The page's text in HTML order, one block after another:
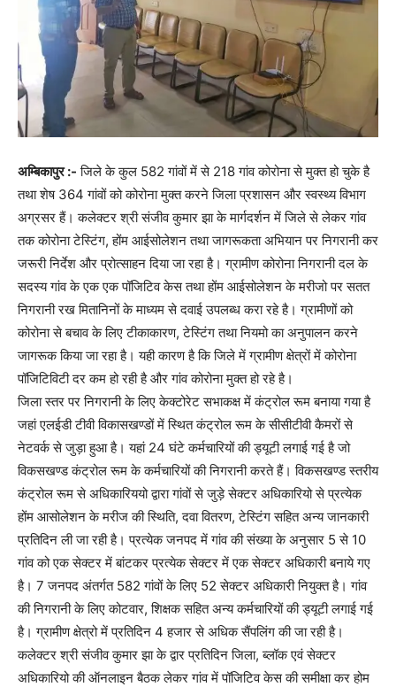
अम्बिकापुर :- जिले के कुल 582 गांवों में से 218 गांव कोरोना से मुक्त हो चुके है
तथा शेष 364 गांवों को कोरोना मुक्त करने जिला प्रशासन और स्वस्थ्य विभाग
अग्रसर हैं। कलेक्टर श्री संजीव कुमार झा के मार्गदर्शन में जिले से लेकर गांव
तक कोरोना टेस्टिंग, होंम आईसोलेशन तथा जागरूकता अभियान पर निगरानी कर
जरूरी निर्देश और प्रोत्साहन दिया जा रहा है। ग्रामीण कोरोना निगरानी दल के
सदस्य गांव के एक एक पॉजिटिव केस तथा होंम आईसोलेशन के मरीजो पर सतत
निगरानी रख मितानिनों के माध्यम से दवाई उपलब्ध करा रहे है। ग्रामीणों को
कोरोना से बचाव के लिए टीकाकारण, टेस्टिंग तथा नियमो का अनुपालन करने
जागरूक किया जा रहा है। यही कारण है कि जिले में ग्रामीण क्षेत्रों में कोरोना
पॉजिटिविटी दर कम हो रही है और गांव कोरोना मुक्त हो रहे है।
जिला स्तर पर निगरानी के लिए केक्टोरेट सभाकक्ष में कंट्रोल रूम बनाया गया है
जहां एलईडी टीवी विकासखण्डों में स्थित कंट्रोल रूम के सीसीटीवी कैमरों से
नेटवर्क से जुड़ा हुआ है। यहां 24 घंटे कर्मचारियों की ड्यूटी लगाई गई है जो
विकसखण्ड कंट्रोल रूम के कर्मचारियों की निगरानी करते हैं। विकसखण्ड स्तरीय
कंट्रोल रूम से अधिकारिययो द्वारा गांवों से जुड़े सेक्टर अधिकारियो से प्रत्येक
होंम आसोलेशन के मरीज की स्थिति, दवा वितरण, टेस्टिंग सहित अन्य जानकारी
प्रतिदिन ली जा रही है। प्रत्येक जनपद में गांव की संख्या के अनुसार 5 से 10
गांव को एक सेक्टर में बांटकर प्रत्येक सेक्टर में एक सेक्टर अधिकारी बनाये गए
है। 7 जनपद अंतर्गत 582 गांवों के लिए 52 सेक्टर अधिकारी नियुक्त है। गांव
की निगरानी के लिए कोटवार, शिक्षक सहित अन्य कर्मचारियों की ड्यूटी लगाई गई
है। ग्रामीण क्षेत्रो में प्रतिदिन 4 हजार से अधिक सैंपलिंग की जा रही है।
कलेक्टर श्री संजीव कुमार झा के द्वार प्रतिदिन जिला, ब्लॉक एवं सेक्टर
अधिकारियो की ऑनलाइन बैठक लेकर गांव में पॉजिटिव केस की समीक्षा कर होम